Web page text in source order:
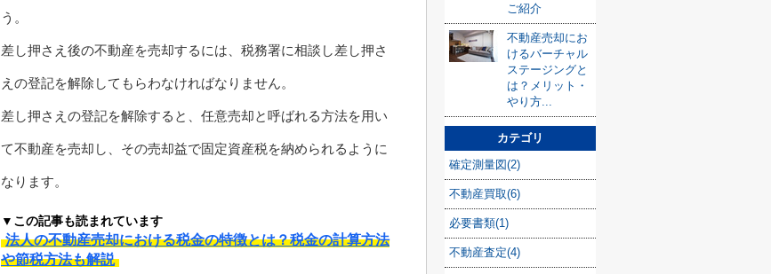
う。
差し押さえ後の不動産を売却するには、税務署に相談し差し押さ
えの登記を解除してもらわなければなりません。
差し押さえの登記を解除すると、任意売却と呼ばれる方法を用い
て不動産を売却し、その売却益で固定資産税を納められるように
なります。
▼この記事も読まれています
法人の不動産売却における税金の特徴とは？税金の計算方法
や節税方法も解説
ご紹介
不動産売却にお
けるバーチャル
ステージングと
は？メリット・
やり方...
カテゴリ
確定測量図(2)
不動産買取(6)
必要書類(1)
不動産査定(4)